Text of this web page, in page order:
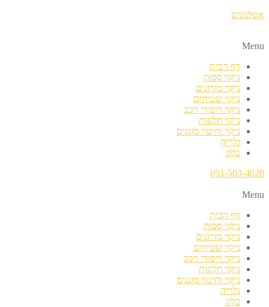
אטלנטיס
Menu
דף הבית
ניקוי ספות
ניקוי מזרונים
ניקוי שטיחים
ניקוי ריפודי רכב
ניקוי חלונות
ניקוי וחיטוי מזגנים
גלריה
בלוג
051-503-4020
Menu
דף הבית
ניקוי ספות
ניקוי מזרונים
ניקוי שטיחים
ניקוי ריפודי רכב
ניקוי חלונות
ניקוי וחיטוי מזגנים
גלריה
בלוג